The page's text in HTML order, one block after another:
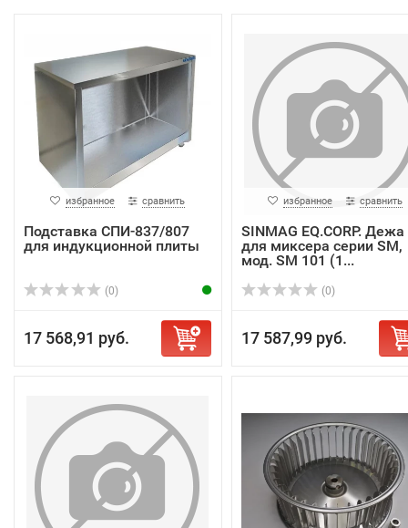
избранное сравнить
Подставка СПИ-837/807
для индукционной плиты
(0)
17 568,91 руб.
избранное сравнить
SINMAG EQ.CORP. Дежа
для миксера серии SM,
мод. SM 101 (1...
(0)
17 587,99 руб.